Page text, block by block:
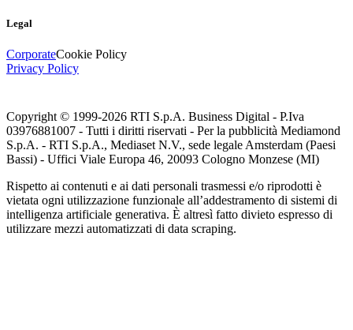
Legal
CorporateCookie Policy
Privacy Policy
Copyright © 1999-2026 RTI S.p.A. Business Digital - P.Iva
03976881007 - Tutti i diritti riservati - Per la pubblicità Mediamond
S.p.A. - RTI S.p.A., Mediaset N.V., sede legale Amsterdam (Paesi
Bassi) - Uffici Viale Europa 46, 20093 Cologno Monzese (MI)
Rispetto ai contenuti e ai dati personali trasmessi e/o riprodotti è
vietata ogni utilizzazione funzionale all’addestramento di sistemi di
intelligenza artificiale generativa. È altresì fatto divieto espresso di
utilizzare mezzi automatizzati di data scraping.